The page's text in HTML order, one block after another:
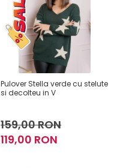
Pulover Stella verde cu stelute
si decolteu in V
159,00 RON
119,00 RON